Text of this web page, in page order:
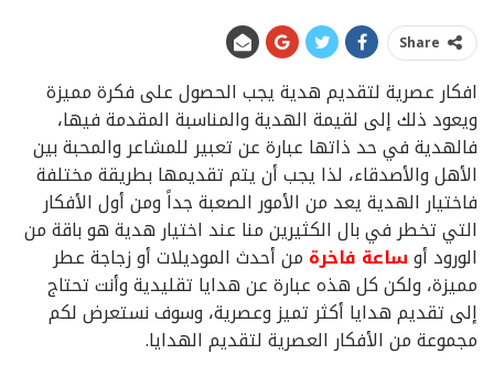
Share
افكار عصرية لتقديم هدية يجب الحصول على فكرة مميزة
ويعود ذلك إلى لقيمة الهدية والمناسبة المقدمة فيها،
فالهدية في حد ذاتها عبارة عن تعبير للمشاعر والمحبة بين
الأهل والأصدقاء، لذا يجب أن يتم تقديمها بطريقة مختلفة
فاختيار الهدية يعد من الأمور الصعبة جداً ومن أول الأفكار
التي تخطر في بال الكثيرين منا عند اختيار هدية هو باقة من
الورود أوساعة فاخرة من أحدث الموديلات أو زجاجة عطر
مميزة، ولكن كل هذه عبارة عن هدايا تقليدية وأنت تحتاج
إلى تقديم هدايا أكثر تميز وعصرية، وسوف نستعرض لكم
مجموعة من الأفكار العصرية لتقديم الهدايا.